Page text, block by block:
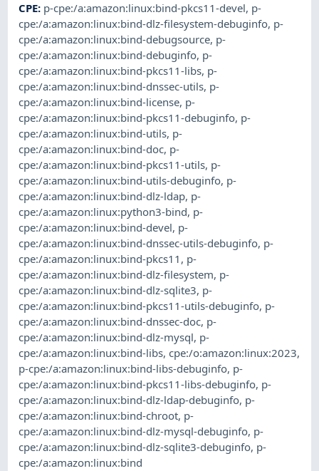
CPE: p-cpe:/a:amazon:linux:bind-pkcs11-devel, p-
cpe:/a:amazon:linux:bind-dlz-filesystem-debuginfo, p-
cpe:/a:amazon:linux:bind-debugsource, p-
cpe:/a:amazon:linux:bind-debuginfo, p-
cpe:/a:amazon:linux:bind-pkcs11-libs, p-
cpe:/a:amazon:linux:bind-dnssec-utils, p-
cpe:/a:amazon:linux:bind-license, p-
cpe:/a:amazon:linux:bind-pkcs11-debuginfo, p-
cpe:/a:amazon:linux:bind-utils, p-
cpe:/a:amazon:linux:bind-doc, p-
cpe:/a:amazon:linux:bind-pkcs11-utils, p-
cpe:/a:amazon:linux:bind-utils-debuginfo, p-
cpe:/a:amazon:linux:bind-dlz-ldap, p-
cpe:/a:amazon:linux:python3-bind, p-
cpe:/a:amazon:linux:bind-devel, p-
cpe:/a:amazon:linux:bind-dnssec-utils-debuginfo, p-
cpe:/a:amazon:linux:bind-pkcs11 , p-
cpe:/a:amazon:linux:bind-dlz-filesystem, p-
cpe:/a:amazon:linux:bind-dlz-sqlite3, p-
cpe:/a:amazon:linux:bind-pkcs11-utils-debuginfo, p-
cpe:/a:amazon:linux:bind-dnssec-doc, p-
cpe:/a:amazon:linux:bind-dlz-mysql, p-
cpe:/a:amazon:linux:bind-libs,cpe:/o:amazon:linux:2023,
p-cpe:/a:amazon:linux:bind-libs-debuginfo, p-
cpe:/a:amazon:linux:bind-pkcs11-libs-debuginfo, p-
cpe:/a:amazon:linux:bind-dlz-ldap-debuginfo, p-
cpe:/a:amazon:linux:bind-chroot, p-
cpe:/a:amazon:linux:bind-dlz-mysql-debuginfo, p-
cpe:/a:amazon:linux:bind-dlz-sqlite3-debuginfo, p-
cpe:/a:amazon:linux:bind